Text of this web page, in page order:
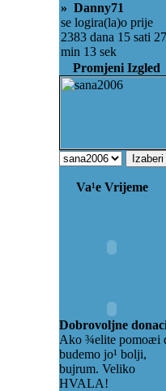
» Danny71
se logira(la)o prije
2383 dana 15 sati 27
min 13 sek
Promjeni Izgled
Va¹e Vrijeme
Dobrovoljne
Ako ¾elite pomoæi
budemo jo¹ bolji,
bujrum. Veliko
HVALA!